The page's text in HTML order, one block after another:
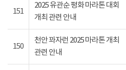
151
2025 유관순 평화 마라톤 대회
개최 관련 안내
150
천안 꽈자런 2025 마라톤 개최
관련 안내